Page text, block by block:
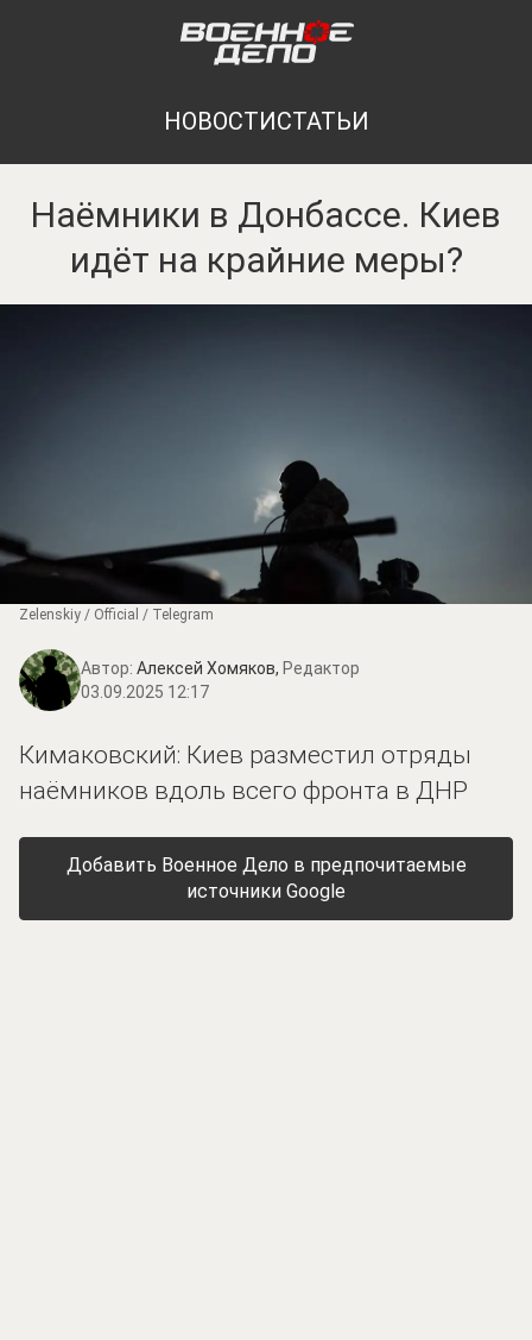
НОВОСТИСТАТЬИ
Наёмники в Донбассе. Киев
идёт на крайние меры?
Zеlеnskiу / Оfficiаl / Telegram
Автор: Алексей Хомяков, Редактор
03.09.2025 12:17
Кимаковский: Киев разместил отряды
наёмников вдоль всего фронта в ДНР
Добавить Военное Дело в предпочитаемые
источники Google